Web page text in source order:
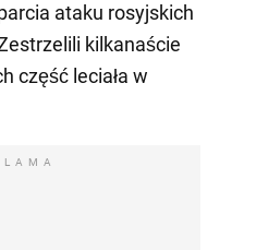
ataku rosyjskich
kilkanaście
część leciała w